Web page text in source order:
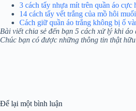
3 cách tẩy nhựa mít trên quần áo cực
14 cách tẩy vết trắng của mồ hôi
Cách giữ quần áo trắng không bị ố
Bài viết chia sẻ đến bạn 5 cách xử lý khi
Chúc bạn có được những thông tin thật
Để lại một bình luận